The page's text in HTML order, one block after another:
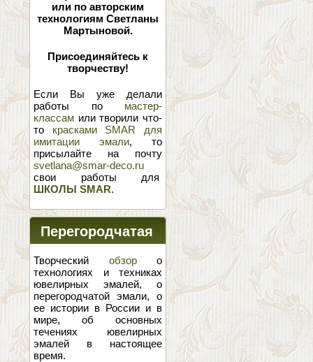
или по авторским
технологиям Светланы
Мартыновой.
Присоединяйтесь к
творчеству!
Если Вы уже делали
работы по мастер-
классам или творили что-
то красками SMAR для
имитации эмали, то
присылайте на почту
svetlana@smar-deco.ru
свои работы для
ШКОЛЫ SMAR.
Перегородчатая
эмаль
Творческий обзоро
технологиях и техниках
ювелирных эмалей, о
перегородчатой эмали, о
ее истории в России и в
мире, об основных
течениях ювелирных
эмалей в настоящее
время.